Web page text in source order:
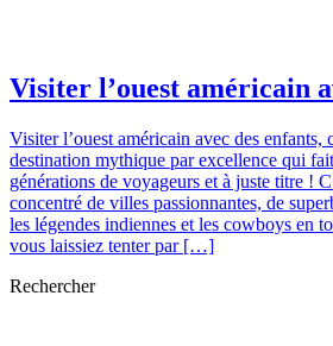
Visiter l’ouest américain
Visiter l’ouest américain avec des enfants,
destination mythique par excellence qui
générations de voyageurs et à juste titre !
concentré de villes passionnantes, de
les légendes indiennes et les cowboys en
vous laissiez tenter par […]
Rechercher